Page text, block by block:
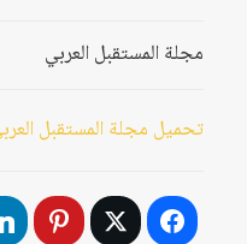
مجلة المستقبل العربي
تحميل مجلة المستقبل العربي